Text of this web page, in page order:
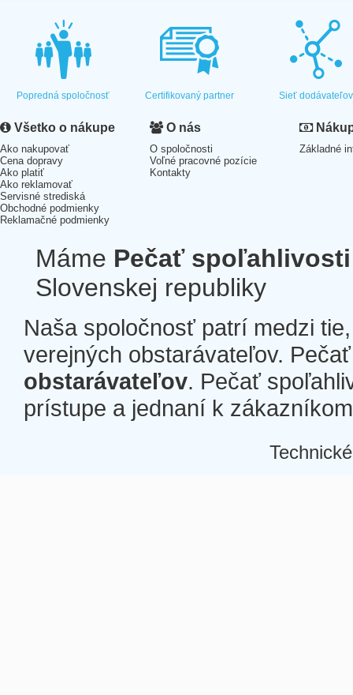
Popredná spoločnosť Certifikovaný partner Sieť dodávateľov
Všetko o nákupe
Ako nakupovať
Cena dopravy
Ako platiť
Ako reklamovať
Servisné strediská
Obchodné podmienky
Reklamačné podmienky
O nás
O spoločnosti
Voľné pracovné pozície
Kontakty
Základné
Máme Pečať spoľahlivosti
Slovenskej republiky
Naša spoločnosť patrí medzi
verejných obstarávateľov.
obstarávateľov. Pečať
prístupe a jednaní k